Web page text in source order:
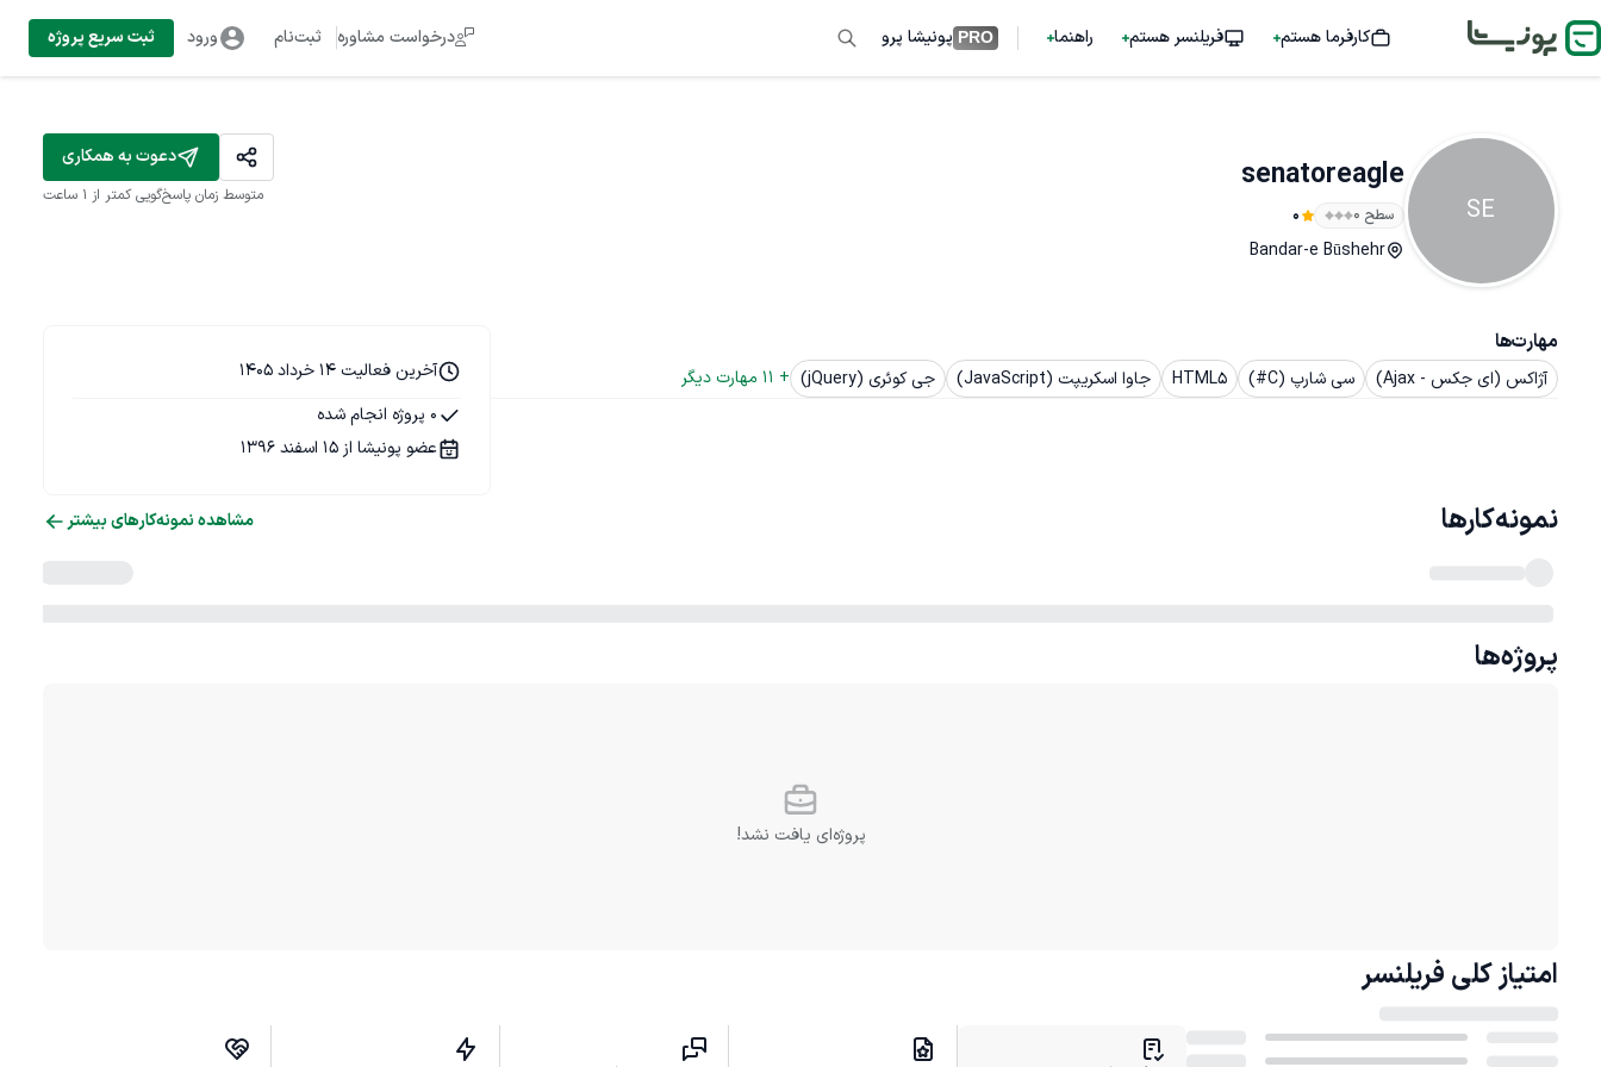
کارفرما هستم فریلنسر هستم راهنما PRO پونیشا پرو درخواست مشاوره ثبت‌نام ورود ثبت سریع پروژه
SE
senatoreagle
سطح ۰ 0
Bandar-e Būshehr
دعوت به همکاری
متوسط زمان پاسخ‌گویی کمتر از 1 ساعت
مهارت‌ها
آژاکس (ای جکس - Ajax) سی شارپ (C#) HTML5 جاوا اسکریپت (JavaScript) جی کوئری (jQuery) +
11 مهارت دیگر
آخرین فعالیت 14 خرداد 1405
0 پروژه انجام شده
عضو پونیشا از 15 اسفند 1396
نمونه‌کارها مشاهده نمونه‌کارهای بیشتر
پروژه‌ها
پروژه‌ای یافت نشد!
امتیاز کلی فریلنسر